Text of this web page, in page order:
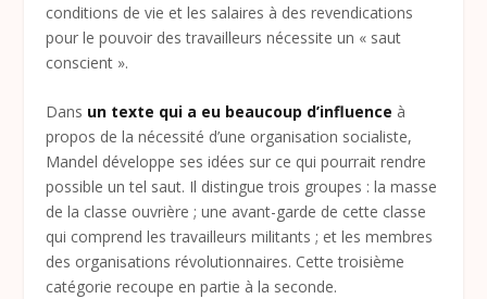
conditions de vie et les salaires à des revendications
pour le pouvoir des travailleurs nécessite un « saut
conscient ».
Dans un texte qui a eu beaucoup d’influence à
propos de la nécessité d’une organisation socialiste,
Mandel développe ses idées sur ce qui pourrait rendre
possible un tel saut. Il distingue trois groupes : la masse
de la classe ouvrière ; une avant-garde de cette classe
qui comprend les travailleurs militants ; et les membres
des organisations révolutionnaires. Cette troisième
catégorie recoupe en partie à la seconde.